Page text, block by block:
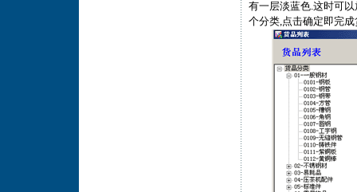
有一层淡蓝色.这时可
个分类,点击确定即完